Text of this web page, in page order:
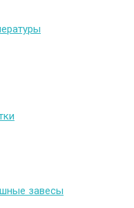
завесы